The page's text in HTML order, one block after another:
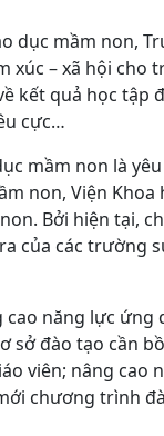
dục mầm non,
xúc – xã hội
kết quả học tập
cực…
mầm non là yêu
non, Viện Khoa
Bởi hiện tại,
của các trường
cao năng lực
sở đào tạo cần
viên; nâng cao
chương trình